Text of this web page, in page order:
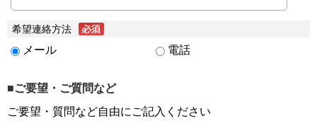
希望連絡方法
メール 電話
■ご要望・ご質問など
ご要望・質問など自由にご記入ください